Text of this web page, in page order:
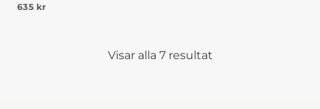
635 kr
Visar alla 7 resultat